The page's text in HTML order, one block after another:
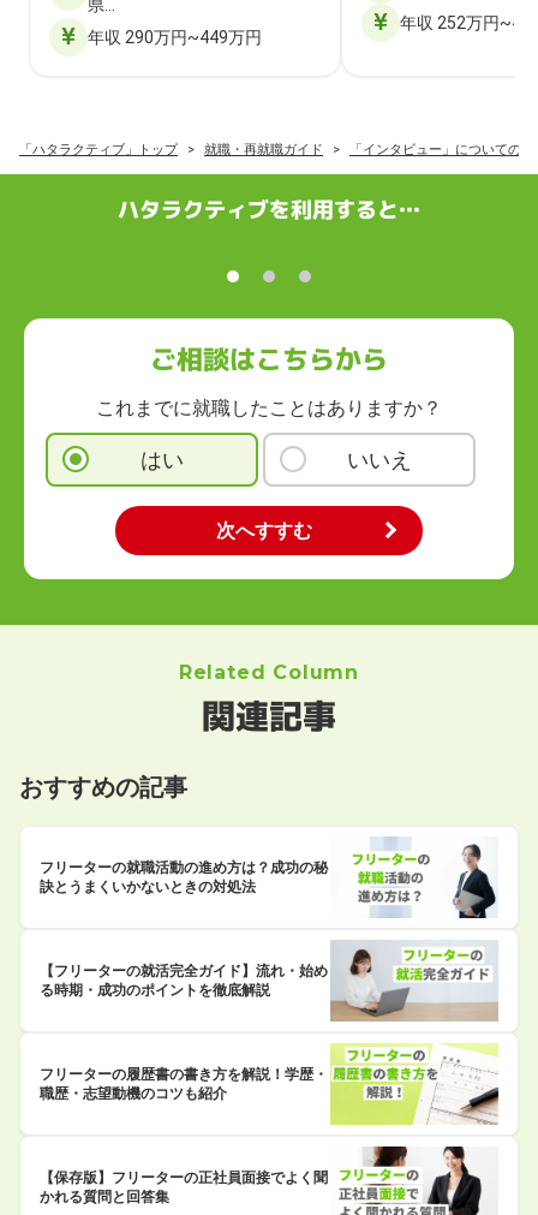
県…
年収 290万円~449万円
年収 252万円
「ハタラクティブ」トップ 就職・再就職ガイド 「インタビュー」についての
ハタラクティブを利用すると…
ご相談はこちらから
これまでに就職したことはありますか？
はい いいえ
Related Column
関連記事
おすすめの記事
フリーターの就職活動の進め方は？成功の秘
訣とうまくいかないときの対処法
【フリーターの就活完全ガイド】流れ・始め
る時期・成功のポイントを徹底解説
フリーターの履歴書の書き方を解説！学歴・
職歴・志望動機のコツも紹介
【保存版】フリーターの正社員面接でよく聞
かれる質問と回答集